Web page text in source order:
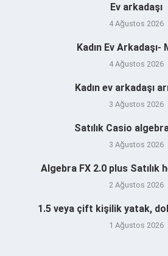
Ev arkadaşı
4 Ağustos 2026
Kadın Ev Arkadaşı-
4 Ağustos 2026
Kadın ev arkadaşı
3 Ağustos 2026
Satılık Casio
3 Ağustos 2026
Algebra FX 2.0 plus Satılık
2 Ağustos 2026
1.5 veya çift kişilik yatak,
1 Ağustos 2026